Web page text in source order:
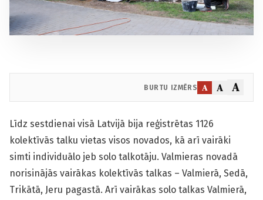
BURTU IZMĒRS A A A
Līdz sestdienai visā Latvijā bija reģistrētas 1126
kolektīvās talku vietas visos novados, kā arī vairāki
simti individuālo jeb solo talkotāju. Valmieras novadā
norisinājās vairākas kolektīvās talkas – Valmierā, Sedā,
Trikātā, Jeru pagastā. Arī vairākas solo talkas Valmierā,